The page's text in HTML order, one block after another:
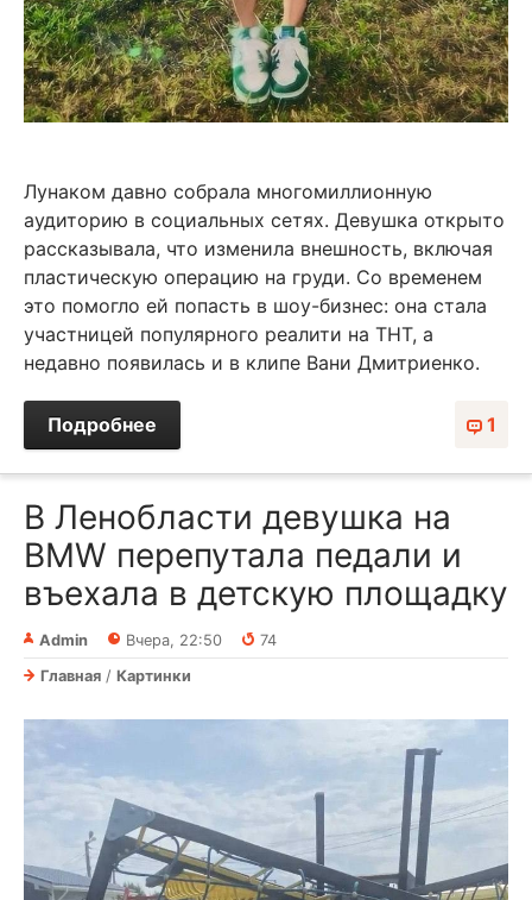
Лунаком давно собрала многомиллионную
аудиторию в социальных сетях. Девушка открыто
рассказывала, что изменила внешность, включая
пластическую операцию на груди. Со временем
это помогло ей попасть в шоу-бизнес: она стала
участницей популярного реалити на ТНТ, а
недавно появилась и в клипе Вани Дмитриенко.
1
Подробнее
В Ленобласти девушка на
BMW перепутала педали и
въехала в детскую площадку
Admin Вчера, 22:50
74
Главная / Картинки